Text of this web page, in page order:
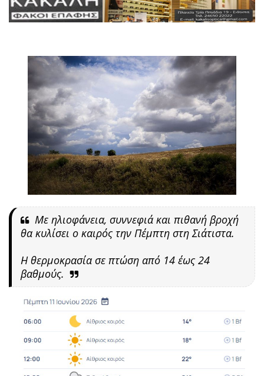
Με ηλιοφάνεια, συννεφιά και πιθανή βροχή
θα κυλίσει ο καιρός την Πέμπτη στη Σιάτιστα.
Η θερμοκρασία σε πτώση από 14 έως 24
βαθμούς.